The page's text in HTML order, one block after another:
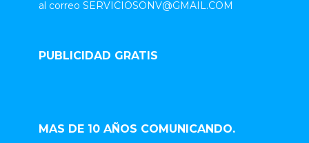
al correo SERVICIOSONV@GMAIL.COM
PUBLICIDAD GRATIS
MAS DE 10 AÑOS COMUNICANDO.